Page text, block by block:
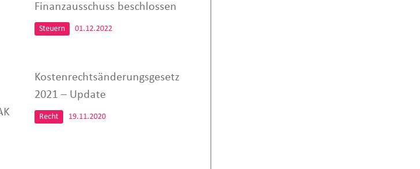
Finanzausschuss beschlossen
Steuern 01.12.2022
Kostenrechtsänderungsgesetz
2021 – Update
Recht 19.11.2020